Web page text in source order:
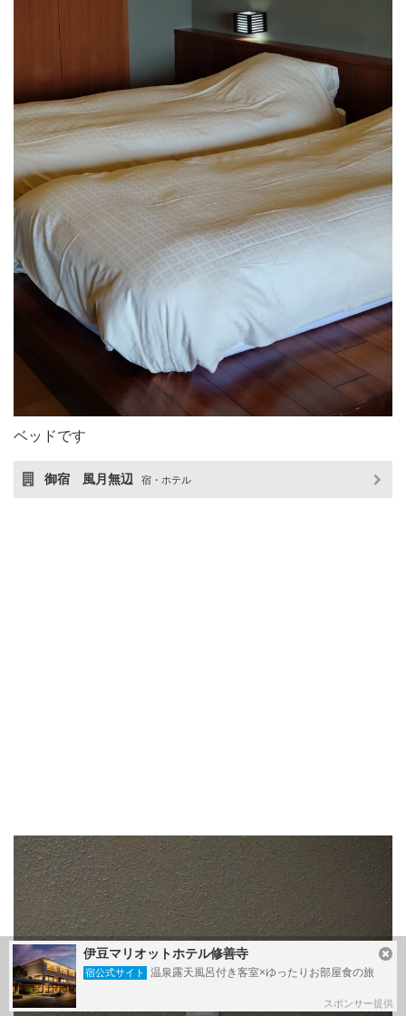
ベッドです
御宿 風月無辺 宿・ホテル
伊豆マリオットホテル修善寺
宿公式サイト 温泉露天風呂付き客室×ゆったりお部屋食の旅
スポンサー提供